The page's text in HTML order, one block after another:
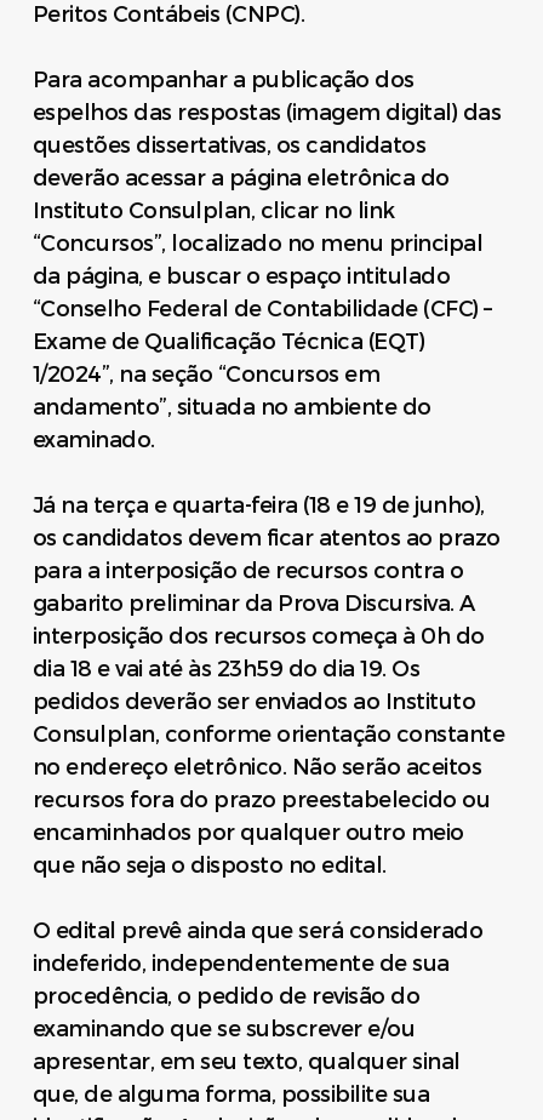
Peritos Contábeis (CNPC).
Para acompanhar a publicação dos
espelhos das respostas (imagem digital) das
questões dissertativas, os candidatos
deverão acessar a página eletrônica do
Instituto Consulplan, clicar no link
“Concursos”, localizado no menu principal
da página, e buscar o espaço intitulado
“Conselho Federal de Contabilidade (CFC) –
Exame de Qualificação Técnica (EQT)
1/2024”, na seção “Concursos em
andamento”, situada no ambiente do
examinado.
Já na terça e quarta-feira (18 e 19 de junho),
os candidatos devem ficar atentos ao prazo
para a interposição de recursos contra o
gabarito preliminar da Prova Discursiva. A
interposição dos recursos começa à 0h do
dia 18 e vai até às 23h59 do dia 19. Os
pedidos deverão ser enviados ao Instituto
Consulplan, conforme orientação constante
no endereço eletrônico. Não serão aceitos
recursos fora do prazo preestabelecido ou
encaminhados por qualquer outro meio
que não seja o disposto no edital.
O edital prevê ainda que será considerado
indeferido, independentemente de sua
procedência, o pedido de revisão do
examinando que se subscrever e/ou
apresentar, em seu texto, qualquer sinal
que, de alguma forma, possibilite sua